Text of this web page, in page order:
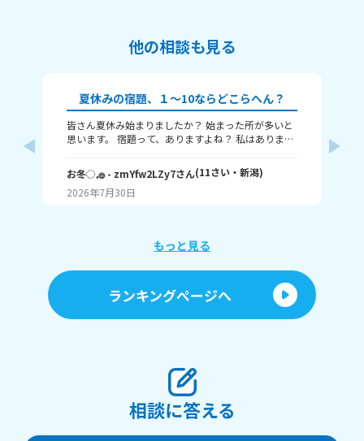
他の相談も見る
夏休みの宿題、１～10ならどこらへん？
皆さん夏休み始まりましたか？ 始まった所が多いと
思います。 宿題って、ありますよね？ 私はありま
いうことです！ 私は6です！ワークと習字と絵が残
ってるので！ みなさんも教えてください！ それじゃ
お冬◌𓈒𓐍- zmYfw2LZy7さん(11さい・ 新潟)
2026年7月30日
もっと見る
ランキングページへ
相談に答える